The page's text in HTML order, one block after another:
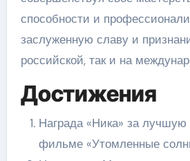
способности и
заслуженную славу и
российской, так и на
Достижения
Награда «Ника» за
фильме «Утомленные